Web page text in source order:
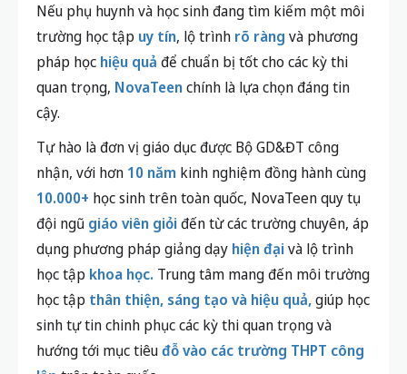
Nếu phụ huynh và học sinh đang tìm kiếm một môi
trường học tập uy tín, lộ trình rõ ràng và phương
pháp học hiệu quả để chuẩn bị tốt cho các kỳ thi
quan trọng, NovaTeenchính là lựa chọn đáng tin
cậy.
Tự hào là đơn vị giáo dục được Bộ GD&ĐT công
nhận, với hơn 10 năm kinh nghiệm đồng hành cùng
10.000+ học sinh trên toàn quốc, NovaTeen quy tụ
đội ngũ giáo viên giỏiđến từ các trường chuyên, áp
dụng phương pháp giảng dạy hiện đạivà lộ trình
học tập khoa học. Trung tâm mang đến môi trường
học tập thân thiện, sáng tạo và hiệu quả,giúp học
sinh tự tin chinh phục các kỳ thi quan trọng và
hướng tới mục tiêuđỗ vào các trường THPT công